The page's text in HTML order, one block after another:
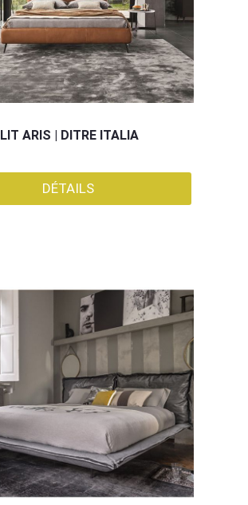
LIT ARIS | DITRE ITALIA
DÉTAILS